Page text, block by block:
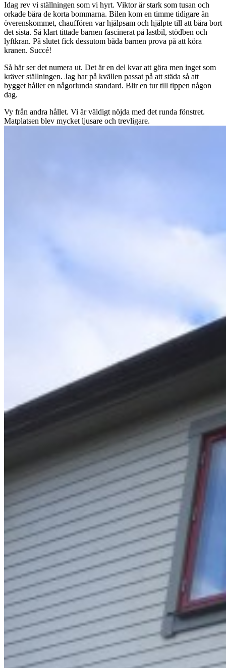
Idag rev vi ställningen som vi hyrt. Viktor är stark som tusan och
orkade bära de korta bommarna. Bilen kom en timme tidigare än
överenskommet, chauffören var hjälpsam och hjälpte till att bära bort
det sista. Så klart tittade barnen fascinerat på lastbil, stödben och
lyftkran. På slutet fick dessutom båda barnen prova på att köra
kranen. Succé!
Så här ser det numera ut. Det är en del kvar att göra men inget som
kräver ställningen. Jag har på kvällen passat på att städa så att
bygget håller en någorlunda standard. Blir en tur till tippen någon
dag.
Vy från andra hållet. Vi är väldigt nöjda med det runda fönstret.
Matplatsen blev mycket ljusare och trevligare.